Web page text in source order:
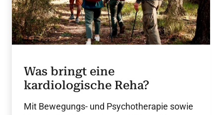
Was bringt eine
kardiologische Reha?
Mit Bewegungs- und Psychotherapie sowie